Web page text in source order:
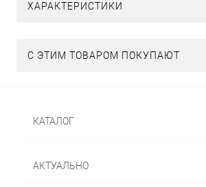
ХАРАКТЕРИСТИКИ
С ЭТИМ ТОВАРОМ ПОКУПАЮТ
КАТАЛОГ
АКТУАЛЬНО